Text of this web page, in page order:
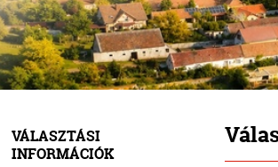
VÁLASZTÁSI
INFORMÁCIÓK